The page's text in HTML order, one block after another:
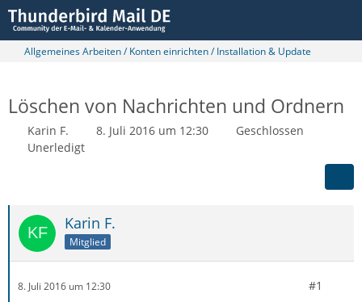
Allgemeines Arbeiten / Konten einrichten / Installation & Update
Löschen von Nachrichten und Ordnern
Karin F. 8. Juli 2016 um 12:30
Geschlossen
Unerledigt
Karin F.
Mitglied
8. Juli 2016 um 12:30 #1